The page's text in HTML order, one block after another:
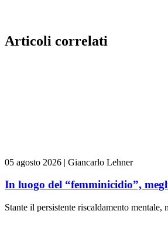
Articoli correlati
05 agosto 2026 | Giancarlo Lehner
In luogo del “femminicidio”,
Stante il persistente riscaldamento mentale,